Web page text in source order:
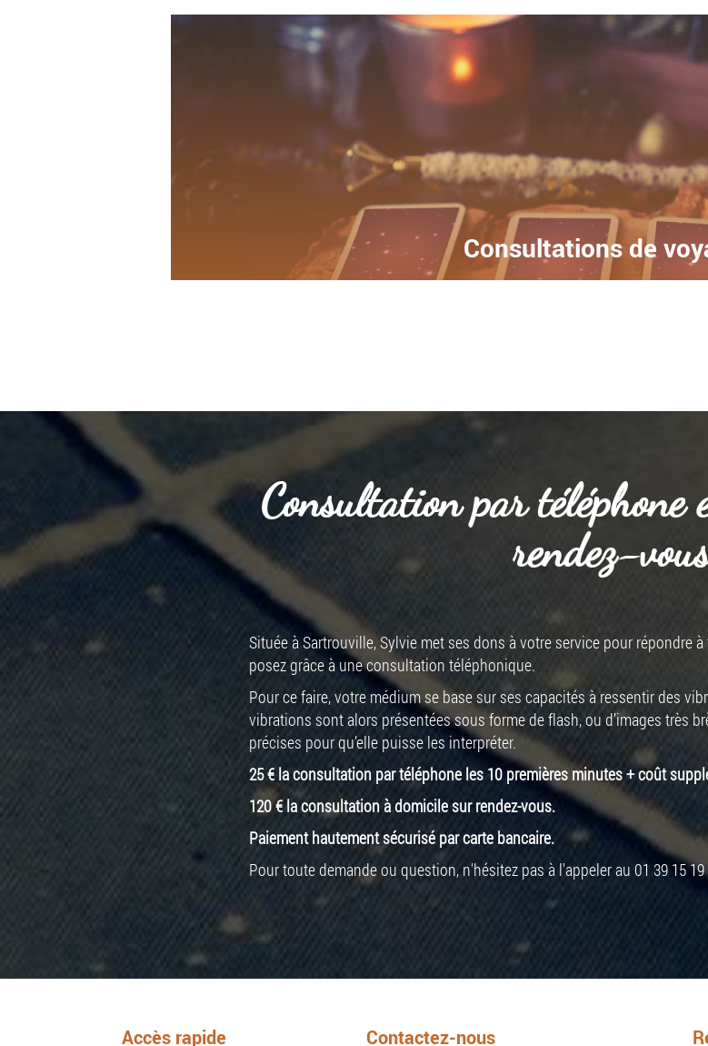
Consultations de
Consultation par téléphone
rendez-
Située à Sartrouville, Sylvie met ses dons à votre service pour répondre
posez grâce à une consultation téléphonique.
Pour ce faire, votre médium se base sur ses capacités à ressentir des
vibrations sont alors présentées sous forme de flash, ou d’images très
précises pour qu’elle puisse les interpréter.
25 € la consultation par téléphone les 10 premières minutes + coût
120 € la consultation à domicile sur rendez-vous.
Paiement hautement sécurisé par carte bancaire.
Pour toute demande ou question, n'hésitez pas à l'appeler au 01 39 15 19
Accès rapide Contactez-nous